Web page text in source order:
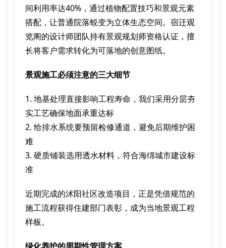
间利用率达40%，通过植物配置技巧和景观元素
搭配，让普通院落蜕变为立体生态空间。宿迁观
览阁的设计师团队持有景观规划师资格认证，擅
长将客户需求转化为可落地的创意图纸。
景观施工必须注意的三大细节
1. 地基处理直接影响工程寿命，我们采用分层夯
实工艺确保地面承重达标
2. 给排水系统要预留检修通道，避免后期维护困
难
3. 硬质铺装选用透水材料，符合海绵城市建设标
准
近期完成的沭阳社区改造项目，正是凭借规范的
施工流程获得住建部门表彰，成为当地景观工程
样板。